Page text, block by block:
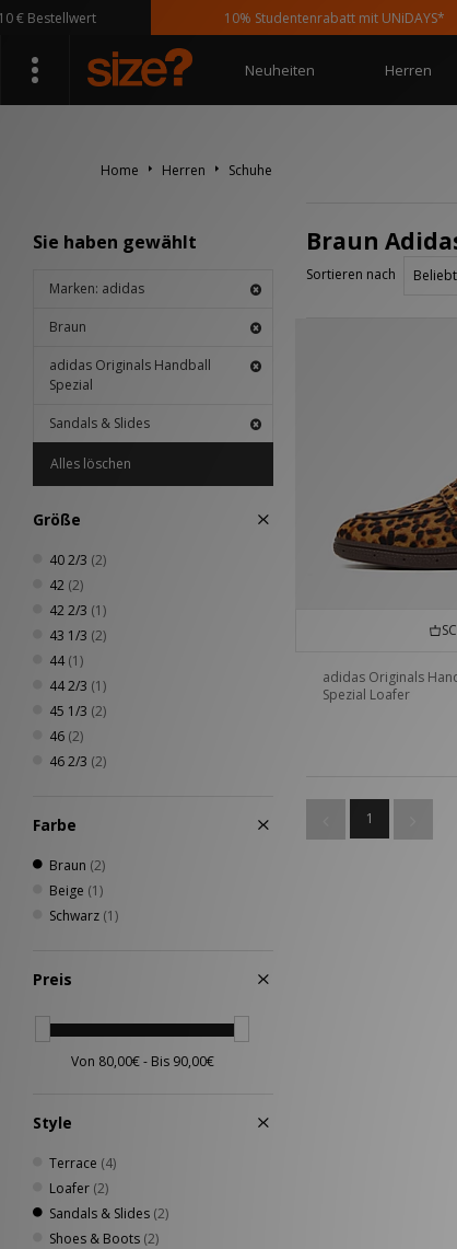
Bestellwert 10% Studentenrabatt mit UNiDAYS*
Neuheiten Herren
Home Herren Schuhe
Sie haben gewählt
Marken: adidas
Braun
adidas Originals Handball
Spezial
Sandals & Slides
Alles löschen
Größe
40 2/3 (2)
42 (2)
42 2/3 (1)
43 1/3 (2)
44(1)
44 2/3 (1)
45 1/3 (2)
46 (2)
46 2/3 (2)
Farbe
Braun (2)
Beige (1)
Schwarz (1)
Preis
Style
Terrace (4)
Loafer (2)
Sandals & Slides (2)
Shoes & Boots (2)
Braun
Sortieren nach
adidas Originals
Spezial Loafer
1